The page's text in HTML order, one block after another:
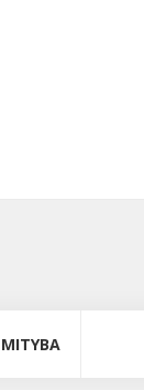
MITYBA